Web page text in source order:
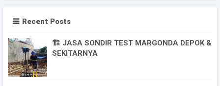
Recent Posts
🏗️ JASA SONDIR TEST MARGONDA DEPOK &
SEKITARNYA